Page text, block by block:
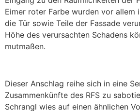
Eimer roter Farbe wurden vor allem
die Tür sowie Teile der Fassade
Höhe des verursachten Schadens
mutmaßen.
Dieser Anschlag reihe sich in eine
Zusammenkünfte des RFS zu
Schrangl wies auf einen ähnlichen